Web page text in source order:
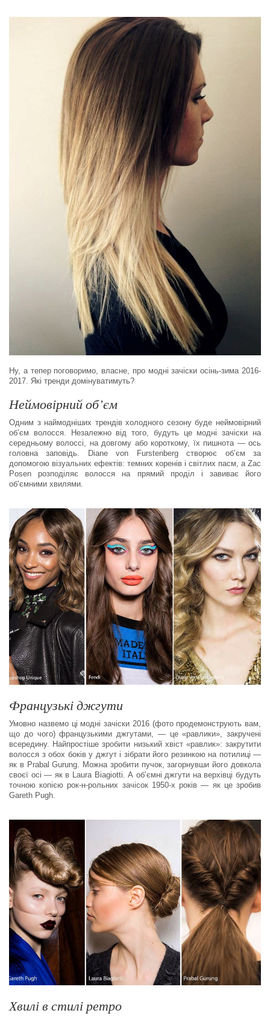
Ну, а тепер поговоримо, власне, про модні зачіски осінь-зима 2016-
2017. Які тренди домінуватимуть?
Неймовірний об’єм
Одним з наймодніших трендів холодного сезону буде неймовірний
об’єм волосся. Незалежно від того, будуть це модні зачіски на
середньому волоссі, на довгому або короткому, їх пишнота — ось
головна заповідь. Diane von Furstenberg створює об’єм за
допомогою візуальних ефектів: темних коренів і світлих пасм, а Zac
Posen розподіляє волосся на прямий проділ і завиває його
об’ємними хвилями.
Французькі джгути
Умовно назвемо ці модні зачіски 2016 (фото продемонструють вам,
що до чого) французькими джгутами, — це «равлики», закручені
всередину. Найпростіше зробити низький хвіст «равлик»: закрутити
волосся з обох боків у джгут і зібрати його резинкою на потилиці —
як в Prabal Gurung. Можна зробити пучок, загорнувши його довкола
своєї осі — як в Laura Biagiotti. А об’ємні джгути на верхівці будуть
точною копією рок-н-рольних зачісок 1950-х років — як це зробив
Gareth Pugh.
Хвилі в стилі ретро